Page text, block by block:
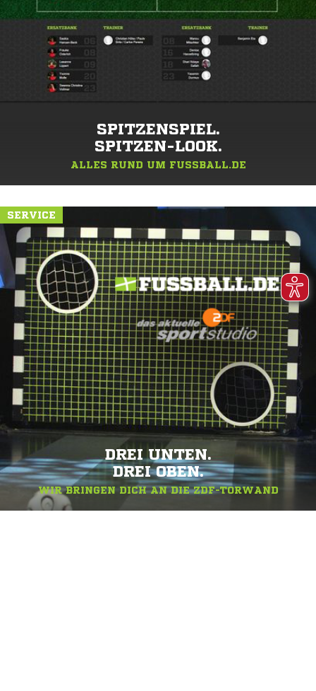
SPITZENSPIEL.
SPITZEN-LOOK.
ALLES RUND UM FUSSBALL.DE
SERVICE
DREI UNTEN.
DREI OBEN.
WIR BRINGEN DICH AN DIE ZDF-TORWAND